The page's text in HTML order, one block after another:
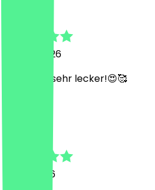
25. Mai 2026
sehr sehr sehr lecker!😍🥰
2. Mai 2026